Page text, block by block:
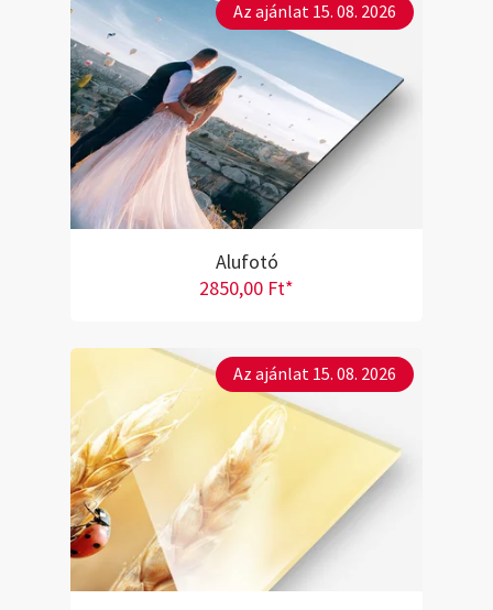
Az ajánlat 15. 08. 2026
Alufotó
2850,00 Ft*
Az ajánlat 15. 08. 2026